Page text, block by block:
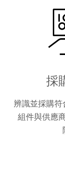
採
辨識並採購
組件與供應